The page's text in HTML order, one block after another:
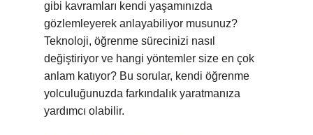
gibi kavramları kendi yaşamınızda
gözlemleyerek anlayabiliyor musunuz?
Teknoloji, öğrenme sürecinizi nasıl
değiştiriyor ve hangi yöntemler size en çok
anlam katıyor? Bu sorular, kendi öğrenme
yolculuğunuzda farkındalık yaratmanıza
yardımcı olabilir.